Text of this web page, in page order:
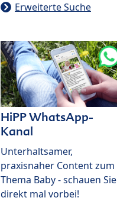
Erweiterte Suche
HiPP WhatsApp-
Kanal
Unterhaltsamer,
praxisnaher Content zum
Thema Baby - schauen Sie
direkt mal vorbei!